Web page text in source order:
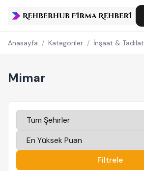
Anasayfa / Kategoriler / İnşaat & Tadilat
Mimar
Filtrele